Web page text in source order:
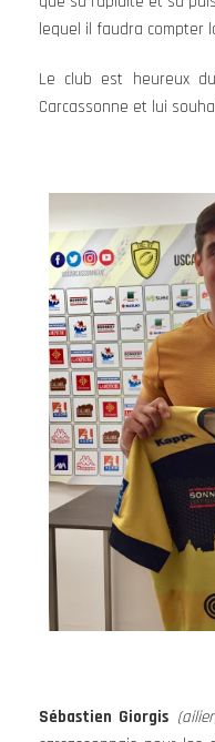
lequel il faudra compter
Le club est heureux
Carcassonne et lui
Sébastien Giorgis